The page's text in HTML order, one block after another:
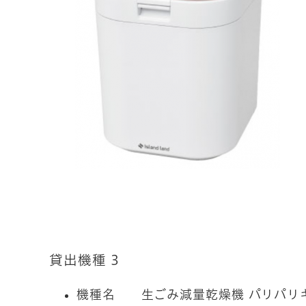
貸出機種 3
機種名 生ごみ減量乾燥機 パリパリ